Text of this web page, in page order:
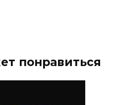
понравиться